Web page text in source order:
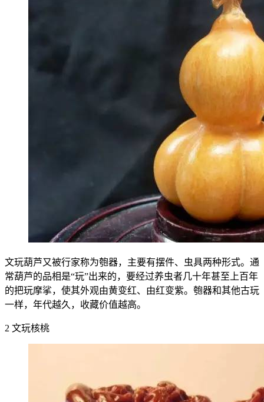
文玩葫芦又被行家称为匏器，主要有摆件、虫具两种形式。通
常葫芦的品相是“玩”出来的，要经过养虫者几十年甚至上百年
的把玩摩挲，使其外观由黄变红、由红变紫。匏器和其他古玩
一样，年代越久，收藏价值越高。
2 文玩核桃